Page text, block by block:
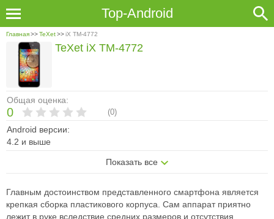
Top-Android
Главная>>TeXet>>iX TM-4772
Общая оценка:
0 (0)
Android версии:
4.2 и выше
Показать все
TeXet iX TM-4772
Главным достоинством представленного смартфона является
крепкая сборка пластикового корпуса. Сам аппарат приятно
лежит в руке вследствие средних размеров и отсутствия